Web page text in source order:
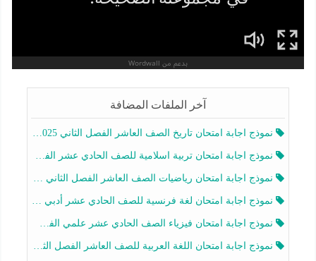
آخر الملفات المضافة
نموذج اجابة امتحان تاريخ الصف العاشر الفصل الثاني 2025-2026
نموذج اجابة امتحان تربية اسلامية للصف الحادي عشر الفصل الثاني 2025-2026
نموذج اجابة امتحان رياضيات الصف العاشر الفصل الثاني 2025-2026
نموذج اجابة امتحان لغة فرنسية للصف الحادي عشر أدبي الفصل الثاني 2025-2026
نموذج اجابة امتحان فيزياء الصف الحادي عشر علمي الفصل الثاني 2025-2026
نموذج اجابة امتحان اللغة العربية للصف العاشر الفصل الثاني 2025-2026